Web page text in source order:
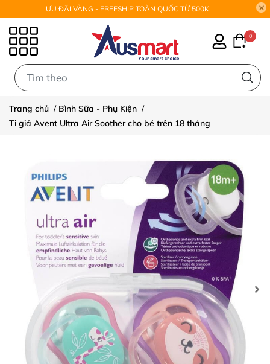
ƯU ĐÃI VÀNG - FREESHIP TOÀN QUỐC TỪ 500K
0
Trang chủ / Bình Sữa - Phụ Kiện /
Ti giả Avent Ultra Air Soother cho bé trên 18 tháng